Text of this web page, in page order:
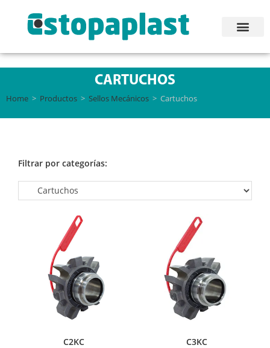
CARTUCHOS
Home > Productos > Sellos Mecánicos > Cartuchos
Filtrar por categorías:
C2KC C3KC